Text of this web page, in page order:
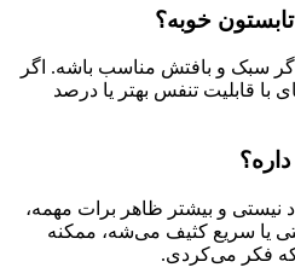
سبک و بافتش مناسب باشه. اگر
با قابلیت تنفس بهتر یا درصد
و بیشتر ظاهر برات مهمه،
یا سریع کثیف می‌شه، ممکنه
فکر می‌کردی.